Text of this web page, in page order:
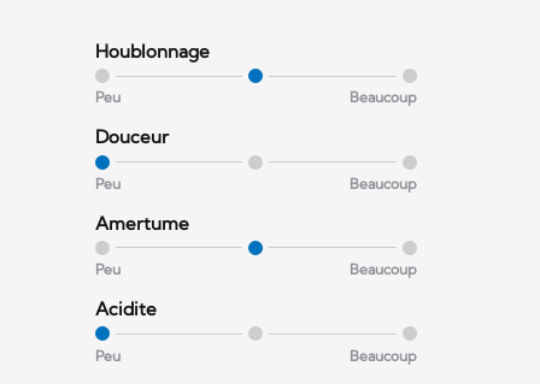
Houblonnage
Peu Beaucoup
Douceur
Peu Beaucoup
Amertume
Peu Beaucoup
Acidite
Peu Beaucoup